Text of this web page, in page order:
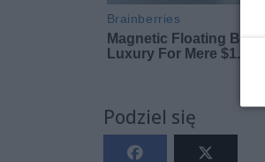
Podziel się